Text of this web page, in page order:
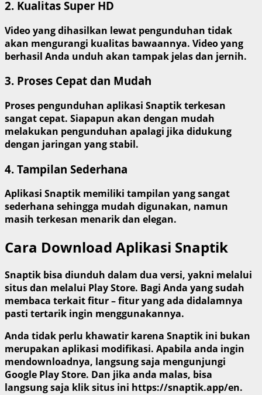
2. Kualitas Super HD
Video yang dihasilkan lewat pengunduhan tidak
akan mengurangi kualitas bawaannya. Video yang
berhasil Anda unduh akan tampak jelas dan jernih.
3. Proses Cepat dan Mudah
Proses pengunduhan aplikasi Snaptik terkesan
sangat cepat. Siapapun akan dengan mudah
melakukan pengunduhan apalagi jika didukung
dengan jaringan yang stabil.
4. Tampilan Sederhana
Aplikasi Snaptik memiliki tampilan yang sangat
sederhana sehingga mudah digunakan, namun
masih terkesan menarik dan elegan.
Cara Download Aplikasi Snaptik
Snaptik bisa diunduh dalam dua versi, yakni melalui
situs dan melalui Play Store. Bagi Anda yang sudah
membaca terkait fitur – fitur yang ada didalamnya
pasti tertarik ingin menggunakannya.
Anda tidak perlu khawatir karena Snaptik ini bukan
merupakan aplikasi modifikasi. Apabila anda ingin
mendownloadnya, langsung saja mengunjungi
Google Play Store. Dan jika anda malas, bisa
langsung saja klik situs ini https://snaptik.app/en.